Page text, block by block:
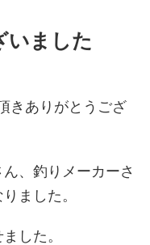
いました
きありがとうござ
、釣りメーカーさ
ました。
した。